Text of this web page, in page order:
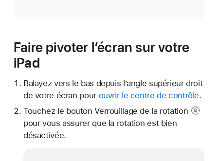
Faire pivoter l’écran sur votre
iPad
Balayez vers le bas depuis l’angle supérieur droit
de votre écran pour ouvrir le centre de contrôle.
Touchez le bouton Verrouillage de la rotation
pour vous assurer que la rotation est bien
désactivée.